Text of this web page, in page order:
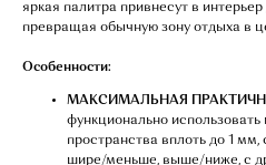
яркая палитра привнесут в
превращая обычную зону отдыха в
Особенности:
МАКСИМАЛЬНАЯ
функционально
пространства вплоть до 1
шире/меньше, выше/ниже, с